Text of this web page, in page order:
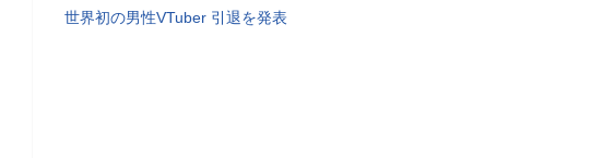
世界初の男性VTuber 引退を発表